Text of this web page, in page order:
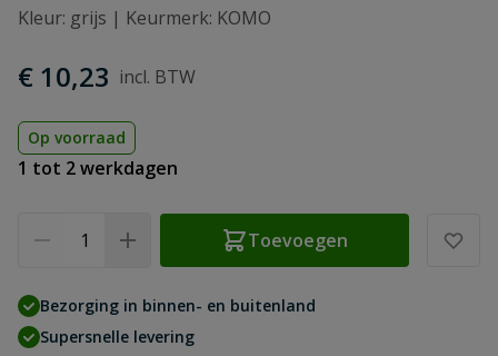
Kleur: grijs | Keurmerk: KOMO
€ 10,23
Op voorraad
1 tot 2 werkdagen
Toevoegen
Bezorging in binnen- en buitenland
Supersnelle levering